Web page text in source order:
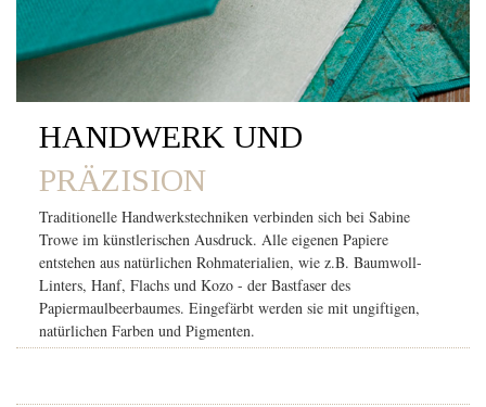
HANDWERK UND
PRÄZISION
Traditionelle Handwerkstechniken verbinden sich bei Sabine
Trowe im künstlerischen Ausdruck. Alle eigenen Papiere
entstehen aus natürlichen Rohmaterialien, wie z.B. Baumwoll-
Linters, Hanf, Flachs und Kozo - der Bastfaser des
Papiermaulbeerbaumes. Eingefärbt werden sie mit ungiftigen,
natürlichen Farben und Pigmenten.